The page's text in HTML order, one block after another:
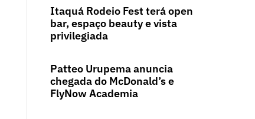
Itaquá Rodeio Fest terá open
bar, espaço beauty e vista
privilegiada
Patteo Urupema anuncia
chegada do McDonald’s e
FlyNow Academia